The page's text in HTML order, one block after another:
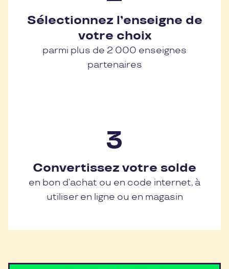
Sélectionnez l’enseigne de
votre choix
parmi plus de 2 000 enseignes
partenaires
Convertissez votre solde
en bon d’achat ou en code internet, à
utiliser en ligne ou en magasin